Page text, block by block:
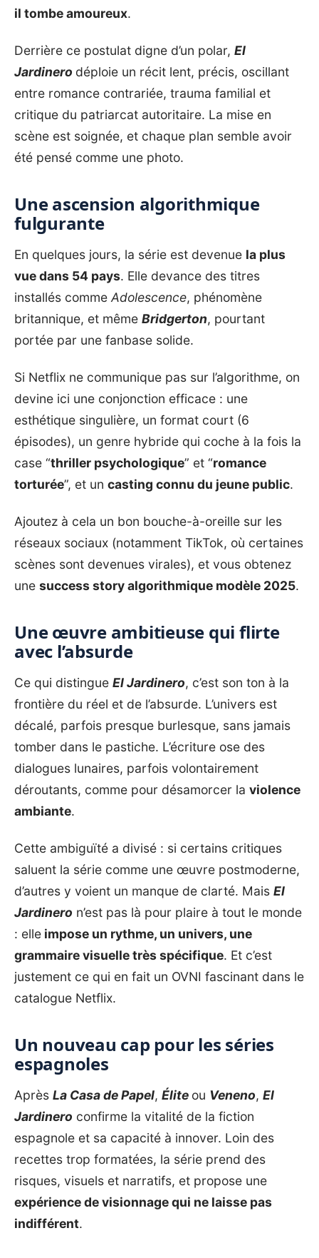
il tombe amoureux.
Derrière ce postulat digne d’un polar, El
Jardinero déploie un récit lent, précis, oscillant
entre romance contrariée, trauma familial et
critique du patriarcat autoritaire. La mise en
scène est soignée, et chaque plan semble avoir
été pensé comme une photo.
Une ascension algorithmique
fulgurante
En quelques jours, la série est devenue la plus
vue dans 54 pays. Elle devance des titres
installés comme Adolescence, phénomène
britannique, et même Bridgerton, pourtant
portée par une fanbase solide.
Si Netflix ne communique pas sur l’algorithme, on
devine ici une conjonction efficace : une
esthétique singulière, un format court (6
épisodes), un genre hybride qui coche à la fois la
case “thriller psychologique” et “romance
torturée”, et un casting connu du jeune public.
Ajoutez à cela un bon bouche-à-oreille sur les
réseaux sociaux (notamment TikTok, où certaines
scènes sont devenues virales), et vous obtenez
une success story algorithmique modèle 2025.
Une œuvre ambitieuse qui flirte
avec l’absurde
Ce qui distingue El Jardinero, c’est son ton à la
frontière du réel et de l’absurde. L’univers est
décalé, parfois presque burlesque, sans jamais
tomber dans le pastiche. L’écriture ose des
dialogues lunaires, parfois volontairement
déroutants, comme pour désamorcer la violence
ambiante.
Cette ambiguïté a divisé : si certains critiques
saluent la série comme une œuvre postmoderne,
d’autres y voient un manque de clarté. Mais El
Jardinero n’est pas là pour plaire à tout le monde
: elle impose un rythme, un univers, une
grammaire visuelle très spécifique. Et c’est
justement ce qui en fait un OVNI fascinant dans le
catalogue Netflix.
Un nouveau cap pour les séries
espagnoles
Après La Casa de Papel, Élite ou Veneno, El
Jardinero confirme la vitalité de la fiction
espagnole et sa capacité à innover. Loin des
recettes trop formatées, la série prend des
risques, visuels et narratifs, et propose une
expérience de visionnage qui ne laisse pas
indifférent.